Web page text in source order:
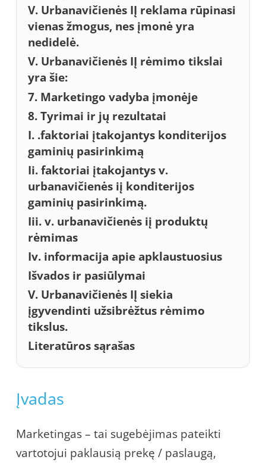
V. Urbanavičienės IĮ reklama rūpinasi
vienas žmogus, nes įmonė yra
nedidelė.
V. Urbanavičienės IĮ rėmimo tikslai
yra šie:
7. Marketingo vadyba įmonėje
8. Tyrimai ir jų rezultatai
I. .faktoriai įtakojantys konditerijos
gaminių pasirinkimą
Ii. faktoriai įtakojantys v.
urbanavičienės iį konditerijos
gaminių pasirinkimą.
Iii. v. urbanavičienės iį produktų
rėmimas
Iv. informacija apie apklaustuosius
Išvados ir pasiūlymai
V. Urbanavičienės IĮ siekia
įgyvendinti užsibrėžtus rėmimo
tikslus.
Literatūros sąrašas
Įvadas
Marketingas – tai sugebėjimas pateikti
vartotojui paklausią prekę / paslaugą,